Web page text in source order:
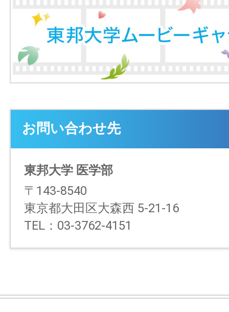
お問い合わせ先
東邦大学 医学部
〒143-8540
東京都大田区大森西 5-21-16
TEL：03-3762-4151